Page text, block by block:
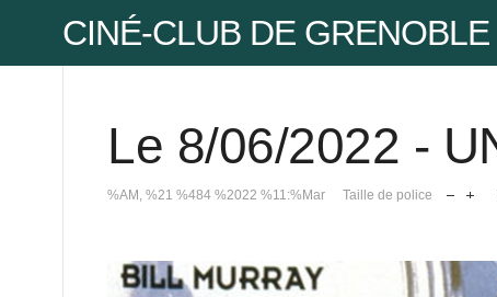
CINÉ-CLUB DE GRENOBLE
Le 8/06/2022 -
%AM, %21 %484 %2022 %11:%Mar Taille de police